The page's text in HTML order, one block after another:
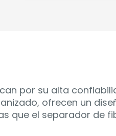
por su alta
ofrecen un
que el separador de